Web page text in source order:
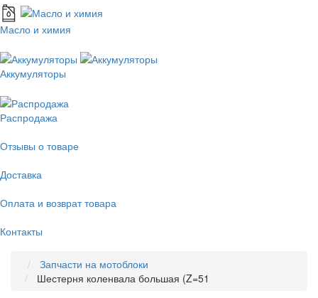
Масло и химия
Аккумуляторы
Распродажа
Отзывы о товаре
Доставка
Оплата и возврат товара
Контакты
Запчасти на мотоблоки
Шестерня коленвала большая (Z=51